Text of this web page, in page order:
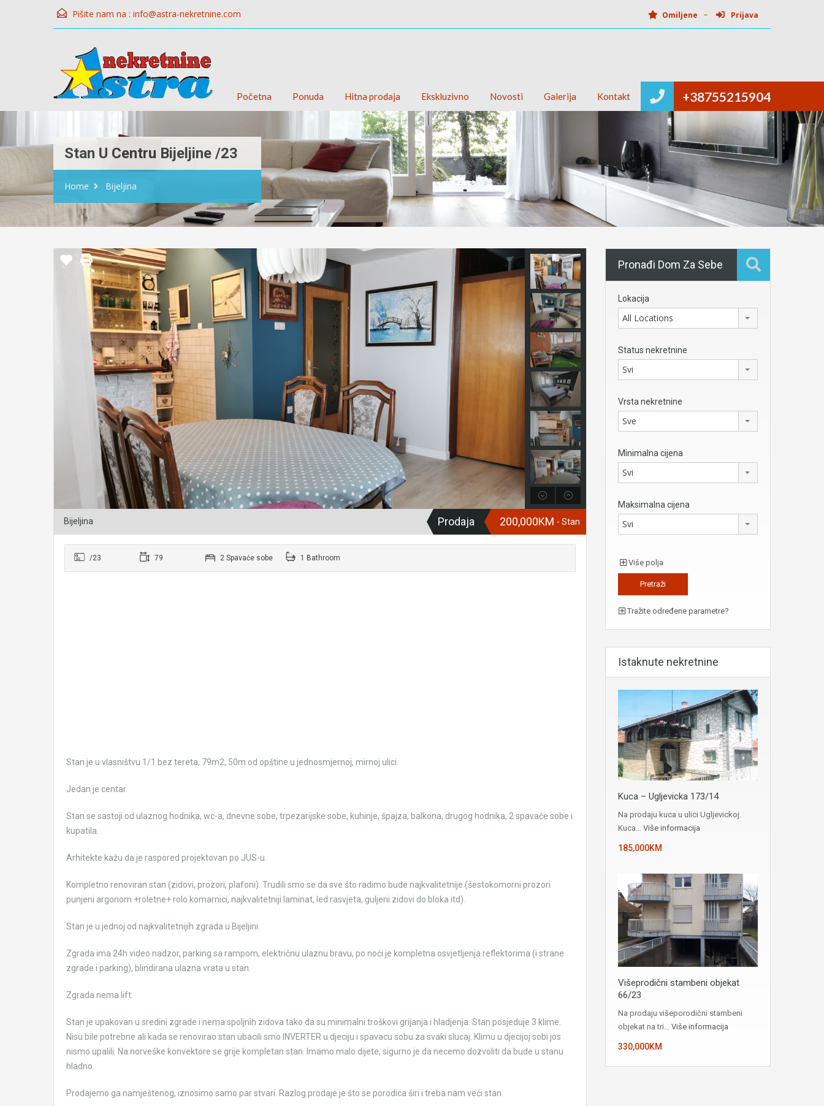
Pišite nam na : info@astra-nekretnine.com Omiljene Prijava
+38755215904
Početna Ponuda Hitna prodaja Ekskluzivno Novosti Galerija Kontakt
Stan U Centru Bijeljine /23
Home Bijeljina
Bijeljina Prodaja 200,000KM - Stan
/23 79 2 Spavaće sobe 1 Bathroom
Stan je u vlasništvu 1/1 bez tereta, 79m2, 50m od opštine u jednosmjernoj, mirnoj ulici.
Jedan je centar.
Stan se sastoji od ulaznog hodnika, wc-a, dnevne sobe, trpezarijske sobe, kuhinje, špajza, balkona, drugog hodnika, 2 spavaće sobe i
kupatila.
Arhitekte kažu da je raspored projektovan po JUS-u.
Kompletno renoviran stan (zidovi, prozori, plafoni). Trudili smo se da sve što radimo bude najkvalitetnije (šestokomorni prozori
punjeni argonom +roletne+ rolo komarnici, najkvalitetniji laminat, led rasvjeta, guljeni zidovi do bloka itd).
Stan je u jednoj od najkvalitetnijih zgrada u Bijeljini.
Zgrada ima 24h video nadzor, parking sa rampom, električnu ulaznu bravu, po noći je kompletna osvjetljenja reflektorima (i strane
zgrade i parking), blindirana ulazna vrata u stan.
Zgrada nema lift.
Stan je upakovan u sredini zgrade i nema spoljnih zidova tako da su minimalni troškovi grijanja i hladjenja. Stan posjeduje 3 klime.
Nisu bile potrebne ali kada se renovirao stan ubacili smo INVERTER u djeciju i spavacu sobu za svaki slucaj. Klimu u djecijoj sobi jos
nismo upalili. Na norveške konvektore se grije kompletan stan. Imamo malo dijete, sigurno je da necemo dozvoliti da bude u stanu
hladno.
Prodajemo ga namještenog, iznosimo samo par stvari. Razlog prodaje je što se porodica širi i treba nam veći stan.
Pronađi Dom Za Sebe
Lokacija
All Locations
Status nekretnine
Svi
Vrsta nekretnine
Sve
Minimalna cijena
Svi
Maksimalna cijena
Svi
Više polja
Tražite određene parametre?
Istaknute nekretnine
Kuca – Ugljevicka 173/14
Na prodaju kuca u ulici Ugljevickoj.
Kuca… Više informacija
185,000KM
Višeprodični stambeni objekat
66/23
Na prodaju višeporodični stambeni
objekat na tri… Više informacija
330,000KM